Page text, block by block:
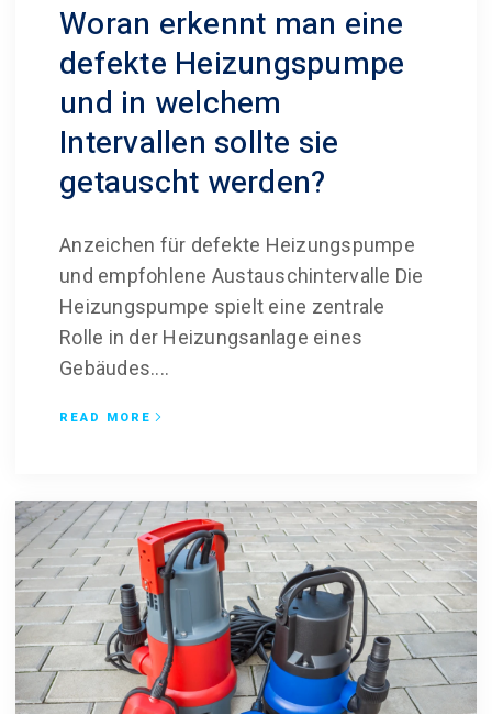
Woran erkennt man eine
defekte Heizungs­pumpe
und in welchem
Intervallen sollte sie
getauscht werden?
Anzeichen für defekte Heizungspumpe
und empfohlene Austauschintervalle Die
Heizungspumpe spielt eine zentrale
Rolle in der Heizungsanlage eines
Gebäudes....
READ MORE